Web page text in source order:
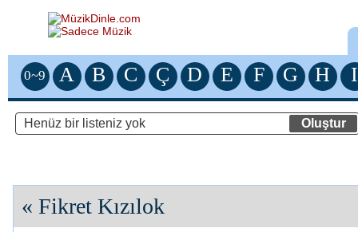
0~9 A B C Ç D E F G H I
« Fikret Kızılok